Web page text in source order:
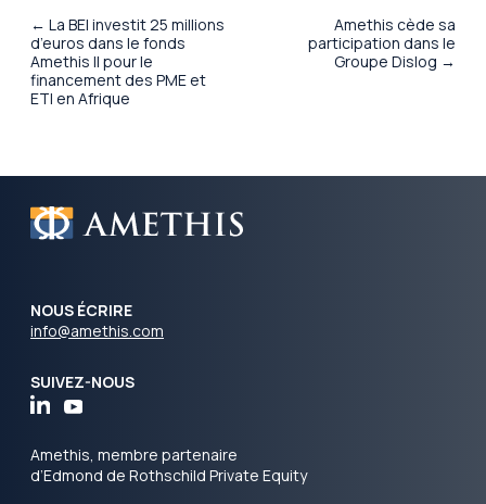
← La BEI investit 25 millions
d’euros dans le fonds
Amethis II pour le
financement des PME et
ETI en Afrique
Amethis cède sa
participation dans le
Groupe Dislog →
NOUS ÉCRIRE
info@amethis.com
SUIVEZ-NOUS
Amethis, membre partenaire
d’Edmond de Rothschild Private Equity